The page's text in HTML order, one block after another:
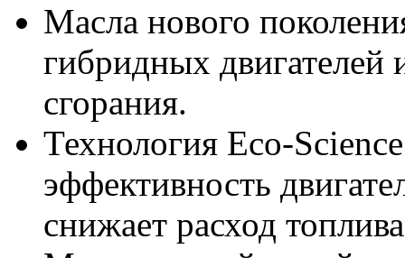
Масла нового
гибридных двигателей
сгорания.
Технология Eco-
эффективность
снижает расход